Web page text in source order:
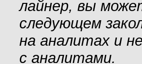
лайнер, вы
следующем
на аналитах и
с аналитами.